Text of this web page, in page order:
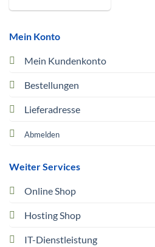
Mein Konto
Mein Kundenkonto
Bestellungen
Lieferadresse
Abmelden
Weiter Services
Online Shop
Hosting Shop
IT-Dienstleistung